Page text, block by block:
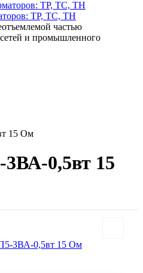
ТР, ТС, ТН
частью
и промышленного
15 Ом
0,5вт 15